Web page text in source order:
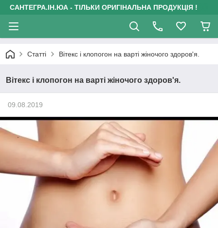
САНТЕГРА.ІН.ЮА - ТІЛЬКИ ОРИГІНАЛЬНА ПРОДУКЦІЯ !
Статті Вітекс і клопогон на варті жіночого здоров'я.
Вітекс і клопогон на варті жіночого здоров'я.
09.08.2019